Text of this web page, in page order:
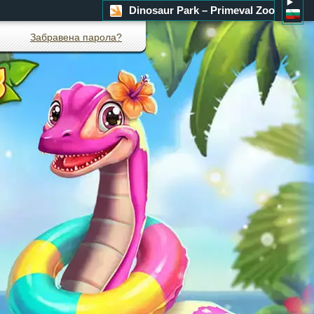
Dinosaur Park – Primeval Zoo
Забравена парола?